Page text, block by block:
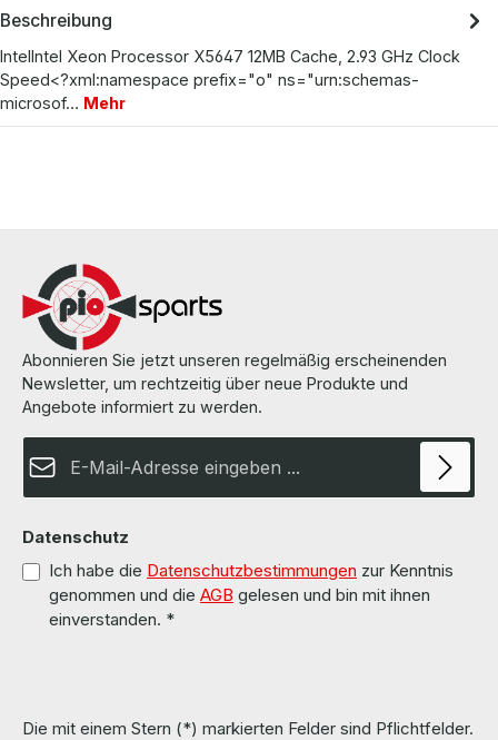
Beschreibung
IntelIntel Xeon Processor X5647 12MB Cache, 2.93 GHz Clock
Speed<?xml:namespace prefix="o" ns="urn:schemas-
microsof… Mehr
Abonnieren Sie jetzt unseren regelmäßig erscheinenden
Newsletter, um rechtzeitig über neue Produkte und
Angebote informiert zu werden.
Datenschutz
Ich habe die Datenschutzbestimmungen zur Kenntnis
genommen und die AGB gelesen und bin mit ihnen
einverstanden. *
Die mit einem Stern (*) markierten Felder sind Pflichtfelder.